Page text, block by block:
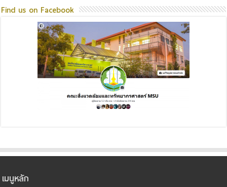
Find us on Facebook
เมนูหลัก